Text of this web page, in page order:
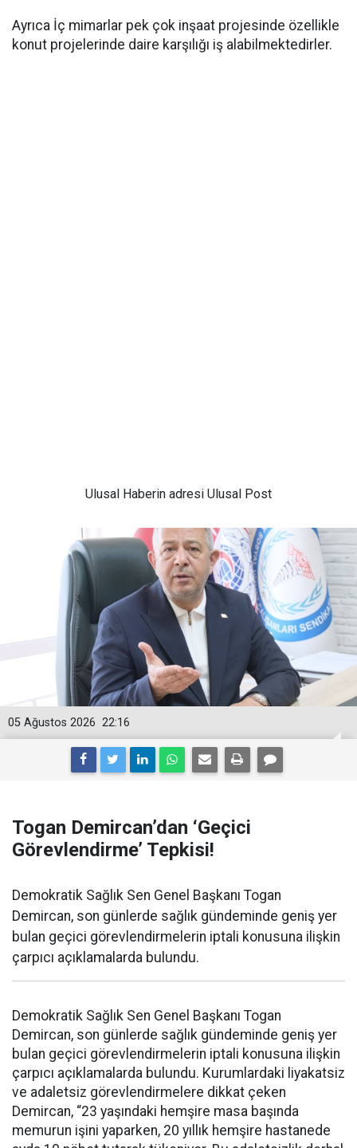
Ayrıca İç mimarlar pek çok inşaat projesinde özellikle
konut projelerinde daire karşılığı iş alabilmektedirler.
Ulusal Haberin adresi Ulusal Post
22:16
05 Ağustos 2026
Togan Demircan’dan ‘Geçici
Görevlendirme’ Tepkisi!
Demokratik Sağlık Sen Genel Başkanı Togan
Demircan, son günlerde sağlık gündeminde geniş yer
bulan geçici görevlendirmelerin iptali konusuna ilişkin
çarpıcı açıklamalarda bulundu.
Demokratik Sağlık Sen Genel Başkanı Togan
Demircan, son günlerde sağlık gündeminde geniş yer
bulan geçici görevlendirmelerin iptali konusuna ilişkin
çarpıcı açıklamalarda bulundu. Kurumlardaki liyakatsiz
ve adaletsiz görevlendirmelere dikkat çeken
Demircan, “23 yaşındaki hemşire masa başında
memurun işini yaparken, 20 yıllık hemşire hastanede